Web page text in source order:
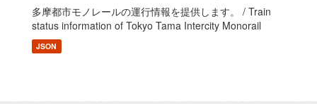
多摩都市モノレールの運行情報を提供します。 / Train
status information of Tokyo Tama Intercity Monorail
JSON